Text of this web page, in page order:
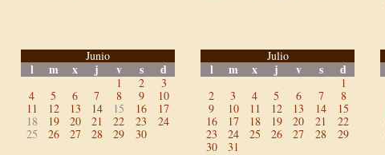
Junio
l m x j v s d
1 2
3
4
5 6 7 8 9
10
11
12 13 14 15 16
17
18
19 20 21 22 23
24
25
26 27 28 29 30
Julio
l m x j v s d
1
2
3 4 5 6 7
8
9
10 11 12 13 14
15
16
17 18 19 20 21
22
23
24 25 26 27 28
29
30
31